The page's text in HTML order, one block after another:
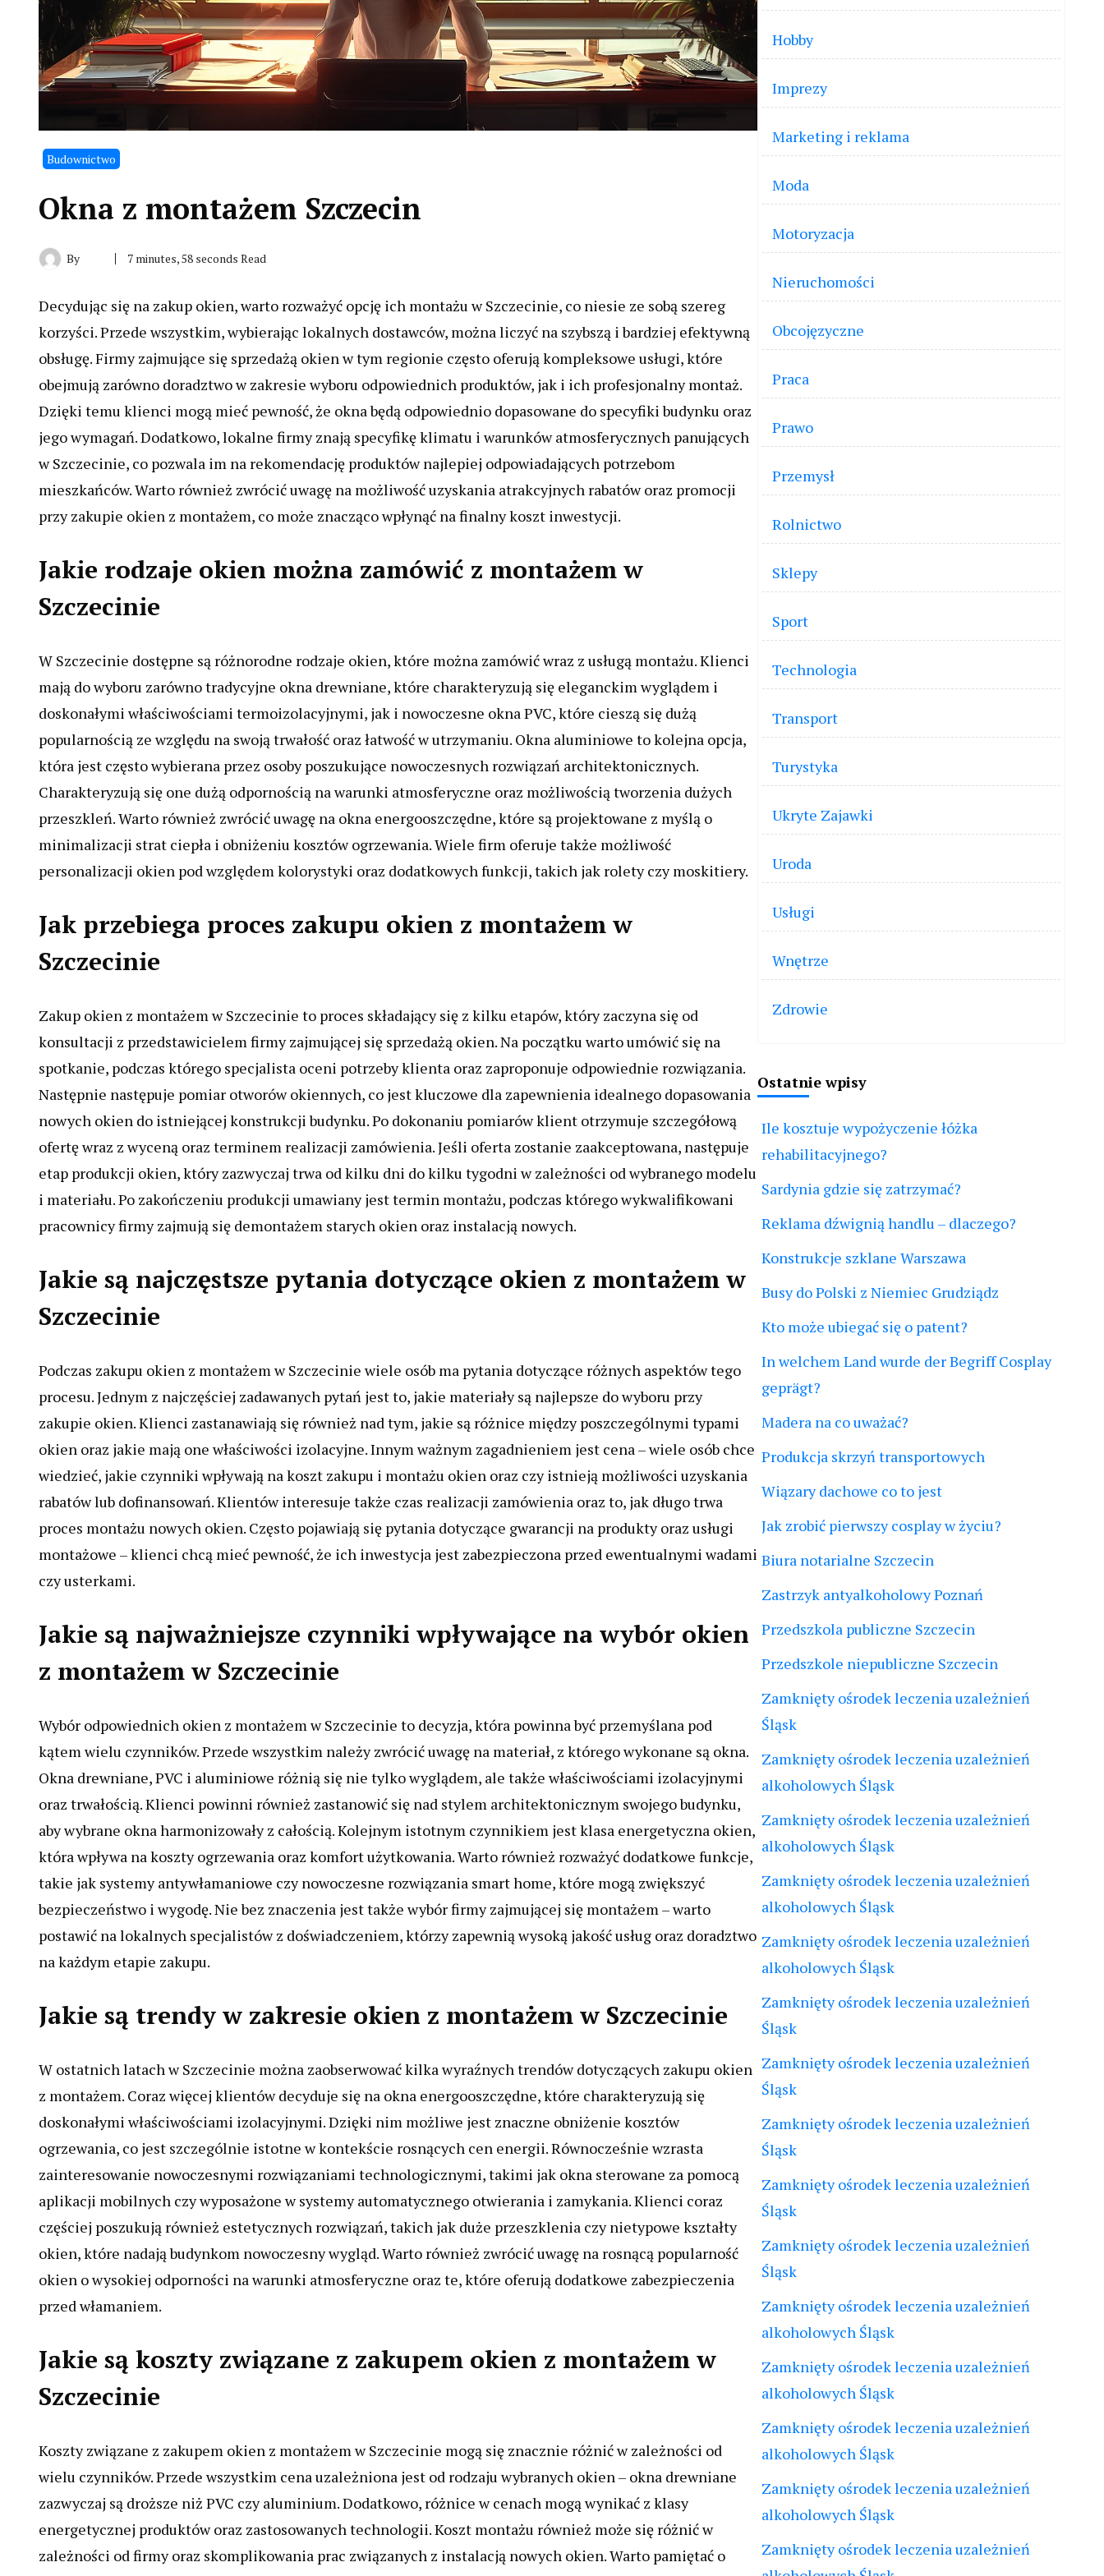
Budownictwo
Okna z montażem Szczecin
By 7 minutes, 58 seconds Read
Decydując się na zakup okien, warto rozważyć opcję ich montażu w Szczecinie, co niesie ze sobą szereg
korzyści. Przede wszystkim, wybierając lokalnych dostawców, można liczyć na szybszą i bardziej efektywną
obsługę. Firmy zajmujące się sprzedażą okien w tym regionie często oferują kompleksowe usługi, które
obejmują zarówno doradztwo w zakresie wyboru odpowiednich produktów, jak i ich profesjonalny montaż.
Dzięki temu klienci mogą mieć pewność, że okna będą odpowiednio dopasowane do specyfiki budynku oraz
jego wymagań. Dodatkowo, lokalne firmy znają specyfikę klimatu i warunków atmosferycznych panujących
w Szczecinie, co pozwala im na rekomendację produktów najlepiej odpowiadających potrzebom
mieszkańców. Warto również zwrócić uwagę na możliwość uzyskania atrakcyjnych rabatów oraz promocji
przy zakupie okien z montażem, co może znacząco wpłynąć na finalny koszt inwestycji.
Jakie rodzaje okien można zamówić z montażem w
Szczecinie
W Szczecinie dostępne są różnorodne rodzaje okien, które można zamówić wraz z usługą montażu. Klienci
mają do wyboru zarówno tradycyjne okna drewniane, które charakteryzują się eleganckim wyglądem i
doskonałymi właściwościami termoizolacyjnymi, jak i nowoczesne okna PVC, które cieszą się dużą
popularnością ze względu na swoją trwałość oraz łatwość w utrzymaniu. Okna aluminiowe to kolejna opcja,
która jest często wybierana przez osoby poszukujące nowoczesnych rozwiązań architektonicznych.
Charakteryzują się one dużą odpornością na warunki atmosferyczne oraz możliwością tworzenia dużych
przeszkleń. Warto również zwrócić uwagę na okna energooszczędne, które są projektowane z myślą o
minimalizacji strat ciepła i obniżeniu kosztów ogrzewania. Wiele firm oferuje także możliwość
personalizacji okien pod względem kolorystyki oraz dodatkowych funkcji, takich jak rolety czy moskitiery.
Jak przebiega proces zakupu okien z montażem w
Szczecinie
Zakup okien z montażem w Szczecinie to proces składający się z kilku etapów, który zaczyna się od
konsultacji z przedstawicielem firmy zajmującej się sprzedażą okien. Na początku warto umówić się na
spotkanie, podczas którego specjalista oceni potrzeby klienta oraz zaproponuje odpowiednie rozwiązania.
Następnie następuje pomiar otworów okiennych, co jest kluczowe dla zapewnienia idealnego dopasowania
nowych okien do istniejącej konstrukcji budynku. Po dokonaniu pomiarów klient otrzymuje szczegółową
ofertę wraz z wyceną oraz terminem realizacji zamówienia. Jeśli oferta zostanie zaakceptowana, następuje
etap produkcji okien, który zazwyczaj trwa od kilku dni do kilku tygodni w zależności od wybranego modelu
i materiału. Po zakończeniu produkcji umawiany jest termin montażu, podczas którego wykwalifikowani
pracownicy firmy zajmują się demontażem starych okien oraz instalacją nowych.
Jakie są najczęstsze pytania dotyczące okien z montażem w
Szczecinie
Podczas zakupu okien z montażem w Szczecinie wiele osób ma pytania dotyczące różnych aspektów tego
procesu. Jednym z najczęściej zadawanych pytań jest to, jakie materiały są najlepsze do wyboru przy
zakupie okien. Klienci zastanawiają się również nad tym, jakie są różnice między poszczególnymi typami
okien oraz jakie mają one właściwości izolacyjne. Innym ważnym zagadnieniem jest cena – wiele osób chce
wiedzieć, jakie czynniki wpływają na koszt zakupu i montażu okien oraz czy istnieją możliwości uzyskania
rabatów lub dofinansowań. Klientów interesuje także czas realizacji zamówienia oraz to, jak długo trwa
proces montażu nowych okien. Często pojawiają się pytania dotyczące gwarancji na produkty oraz usługi
montażowe – klienci chcą mieć pewność, że ich inwestycja jest zabezpieczona przed ewentualnymi wadami
czy usterkami.
Jakie są najważniejsze czynniki wpływające na wybór okien
z montażem w Szczecinie
Wybór odpowiednich okien z montażem w Szczecinie to decyzja, która powinna być przemyślana pod
kątem wielu czynników. Przede wszystkim należy zwrócić uwagę na materiał, z którego wykonane są okna.
Okna drewniane, PVC i aluminiowe różnią się nie tylko wyglądem, ale także właściwościami izolacyjnymi
oraz trwałością. Klienci powinni również zastanowić się nad stylem architektonicznym swojego budynku,
aby wybrane okna harmonizowały z całością. Kolejnym istotnym czynnikiem jest klasa energetyczna okien,
która wpływa na koszty ogrzewania oraz komfort użytkowania. Warto również rozważyć dodatkowe funkcje,
takie jak systemy antywłamaniowe czy nowoczesne rozwiązania smart home, które mogą zwiększyć
bezpieczeństwo i wygodę. Nie bez znaczenia jest także wybór firmy zajmującej się montażem – warto
postawić na lokalnych specjalistów z doświadczeniem, którzy zapewnią wysoką jakość usług oraz doradztwo
na każdym etapie zakupu.
Jakie są trendy w zakresie okien z montażem w Szczecinie
W ostatnich latach w Szczecinie można zaobserwować kilka wyraźnych trendów dotyczących zakupu okien
z montażem. Coraz więcej klientów decyduje się na okna energooszczędne, które charakteryzują się
doskonałymi właściwościami izolacyjnymi. Dzięki nim możliwe jest znaczne obniżenie kosztów
ogrzewania, co jest szczególnie istotne w kontekście rosnących cen energii. Równocześnie wzrasta
zainteresowanie nowoczesnymi rozwiązaniami technologicznymi, takimi jak okna sterowane za pomocą
aplikacji mobilnych czy wyposażone w systemy automatycznego otwierania i zamykania. Klienci coraz
częściej poszukują również estetycznych rozwiązań, takich jak duże przeszklenia czy nietypowe kształty
okien, które nadają budynkom nowoczesny wygląd. Warto również zwrócić uwagę na rosnącą popularność
okien o wysokiej odporności na warunki atmosferyczne oraz te, które oferują dodatkowe zabezpieczenia
przed włamaniem.
Jakie są koszty związane z zakupem okien z montażem w
Szczecinie
Koszty związane z zakupem okien z montażem w Szczecinie mogą się znacznie różnić w zależności od
wielu czynników. Przede wszystkim cena uzależniona jest od rodzaju wybranych okien – okna drewniane
zazwyczaj są droższe niż PVC czy aluminium. Dodatkowo, różnice w cenach mogą wynikać z klasy
energetycznej produktów oraz zastosowanych technologii. Koszt montażu również może się różnić w
zależności od firmy oraz skomplikowania prac związanych z instalacją nowych okien. Warto pamiętać o
Hobby
Imprezy
Marketing i reklama
Moda
Motoryzacja
Nieruchomości
Obcojęzyczne
Praca
Prawo
Przemysł
Rolnictwo
Sklepy
Sport
Technologia
Transport
Turystyka
Ukryte Zajawki
Uroda
Usługi
Wnętrze
Zdrowie
Ostatnie wpisy
Ile kosztuje wypożyczenie łóżka
rehabilitacyjnego?
Sardynia gdzie się zatrzymać?
Reklama dźwignią handlu – dlaczego?
Konstrukcje szklane Warszawa
Busy do Polski z Niemiec Grudziądz
Kto może ubiegać się o patent?
In welchem Land wurde der Begriff Cosplay
geprägt?
Madera na co uważać?
Produkcja skrzyń transportowych
Wiązary dachowe co to jest
Jak zrobić pierwszy cosplay w życiu?
Biura notarialne Szczecin
Zastrzyk antyalkoholowy Poznań
Przedszkola publiczne Szczecin
Przedszkole niepubliczne Szczecin
Zamknięty ośrodek leczenia uzależnień
Śląsk
Zamknięty ośrodek leczenia uzależnień
alkoholowych Śląsk
Zamknięty ośrodek leczenia uzależnień
alkoholowych Śląsk
Zamknięty ośrodek leczenia uzależnień
alkoholowych Śląsk
Zamknięty ośrodek leczenia uzależnień
alkoholowych Śląsk
Zamknięty ośrodek leczenia uzależnień
Śląsk
Zamknięty ośrodek leczenia uzależnień
Śląsk
Zamknięty ośrodek leczenia uzależnień
Śląsk
Zamknięty ośrodek leczenia uzależnień
Śląsk
Zamknięty ośrodek leczenia uzależnień
Śląsk
Zamknięty ośrodek leczenia uzależnień
alkoholowych Śląsk
Zamknięty ośrodek leczenia uzależnień
alkoholowych Śląsk
Zamknięty ośrodek leczenia uzależnień
alkoholowych Śląsk
Zamknięty ośrodek leczenia uzależnień
alkoholowych Śląsk
Zamknięty ośrodek leczenia uzależnień